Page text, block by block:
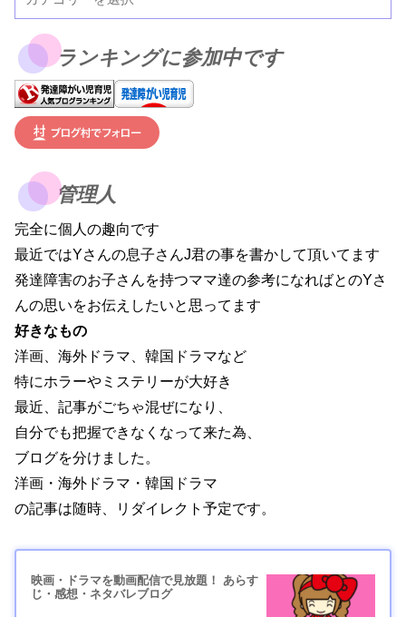
ランキングに参加中です
管理人
完全に個人の趣向です
最近ではYさんの息子さんJ君の事を書かして頂いてます
発達障害のお子さんを持つママ達の参考になればとのYさ
んの思いをお伝えしたいと思ってます
好きなもの
洋画、海外ドラマ、韓国ドラマなど
特にホラーやミステリーが大好き
最近、記事がごちゃ混ぜになり、
自分でも把握できなくなって来た為、
ブログを分けました。
洋画・海外ドラマ・韓国ドラマ
の記事は随時、リダイレクト予定です。
映画・ドラマを動画配信で見放題！ あらす
じ・感想・ネタバレブログ